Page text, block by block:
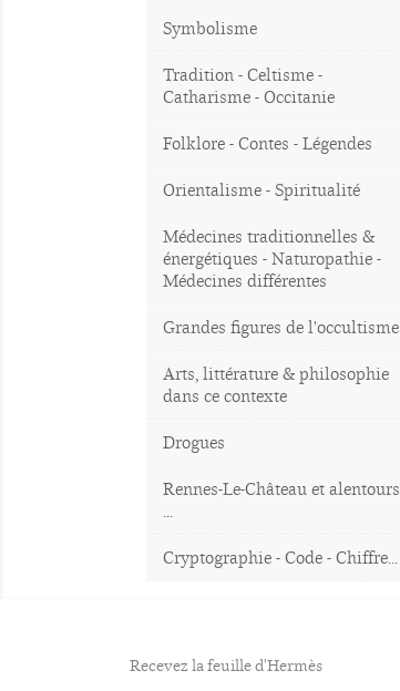
Symbolisme
Tradition - Celtisme -
Catharisme - Occitanie
Folklore - Contes - Légendes
Orientalisme - Spiritualité
Médecines traditionnelles &
énergétiques - Naturopathie -
Médecines différentes
Grandes figures de l'occultisme
Arts, littérature & philosophie
dans ce contexte
Drogues
Rennes-Le-Château et alentours
...
Cryptographie - Code - Chiffre...
Recevez la feuille d'Hermès